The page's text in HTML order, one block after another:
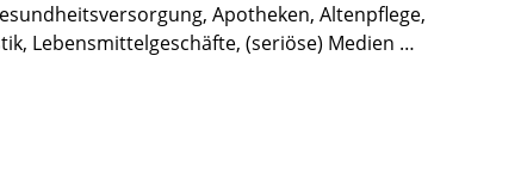
Apotheken, Altenpflege,
Lebensmittelgeschäfte, (seriöse) Medien …